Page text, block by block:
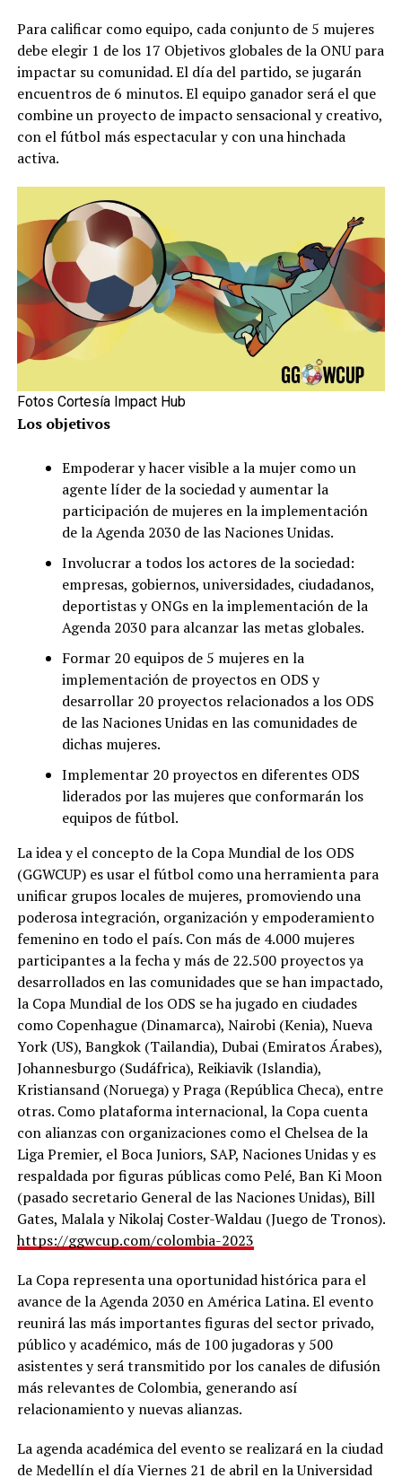
Para calificar como equipo, cada conjunto de 5 mujeres
debe elegir 1 de los 17 Objetivos globales de la ONU para
impactar su comunidad. El día del partido, se jugarán
encuentros de 6 minutos. El equipo ganador será el que
combine un proyecto de impacto sensacional y creativo,
con el fútbol más espectacular y con una hinchada
activa.
Fotos Cortesía Impact Hub
Los objetivos
Empoderar y hacer visible a la mujer como un
agente líder de la sociedad y aumentar la
participación de mujeres en la implementación
de la Agenda 2030 de las Naciones Unidas.
Involucrar a todos los actores de la sociedad:
empresas, gobiernos, universidades, ciudadanos,
deportistas y ONGs en la implementación de la
Agenda 2030 para alcanzar las metas globales.
Formar 20 equipos de 5 mujeres en la
implementación de proyectos en ODS y
desarrollar 20 proyectos relacionados a los ODS
de las Naciones Unidas en las comunidades de
dichas mujeres.
Implementar 20 proyectos en diferentes ODS
liderados por las mujeres que conformarán los
equipos de fútbol.
La idea y el concepto de la Copa Mundial de los ODS
(GGWCUP) es usar el fútbol como una herramienta para
unificar grupos locales de mujeres, promoviendo una
poderosa integración, organización y empoderamiento
femenino en todo el país. Con más de 4.000 mujeres
participantes a la fecha y más de 22.500 proyectos ya
desarrollados en las comunidades que se han impactado,
la Copa Mundial de los ODS se ha jugado en ciudades
como Copenhague (Dinamarca), Nairobi (Kenia), Nueva
York (US), Bangkok (Tailandia), Dubai (Emiratos Árabes),
Johannesburgo (Sudáfrica), Reikiavik (Islandia),
Kristiansand (Noruega) y Praga (República Checa), entre
otras. Como plataforma internacional, la Copa cuenta
con alianzas con organizaciones como el Chelsea de la
Liga Premier, el Boca Juniors, SAP, Naciones Unidas y es
respaldada por figuras públicas como Pelé, Ban Ki Moon
(pasado secretario General de las Naciones Unidas), Bill
Gates, Malala y Nikolaj Coster-Waldau (Juego de Tronos).
https://ggwcup.com/colombia-2023
La Copa representa una oportunidad histórica para el
avance de la Agenda 2030 en América Latina. El evento
reunirá las más importantes figuras del sector privado,
público y académico, más de 100 jugadoras y 500
asistentes y será transmitido por los canales de difusión
más relevantes de Colombia, generando así
relacionamiento y nuevas alianzas.
La agenda académica del evento se realizará en la ciudad
de Medellín el día Viernes 21 de abril en la Universidad